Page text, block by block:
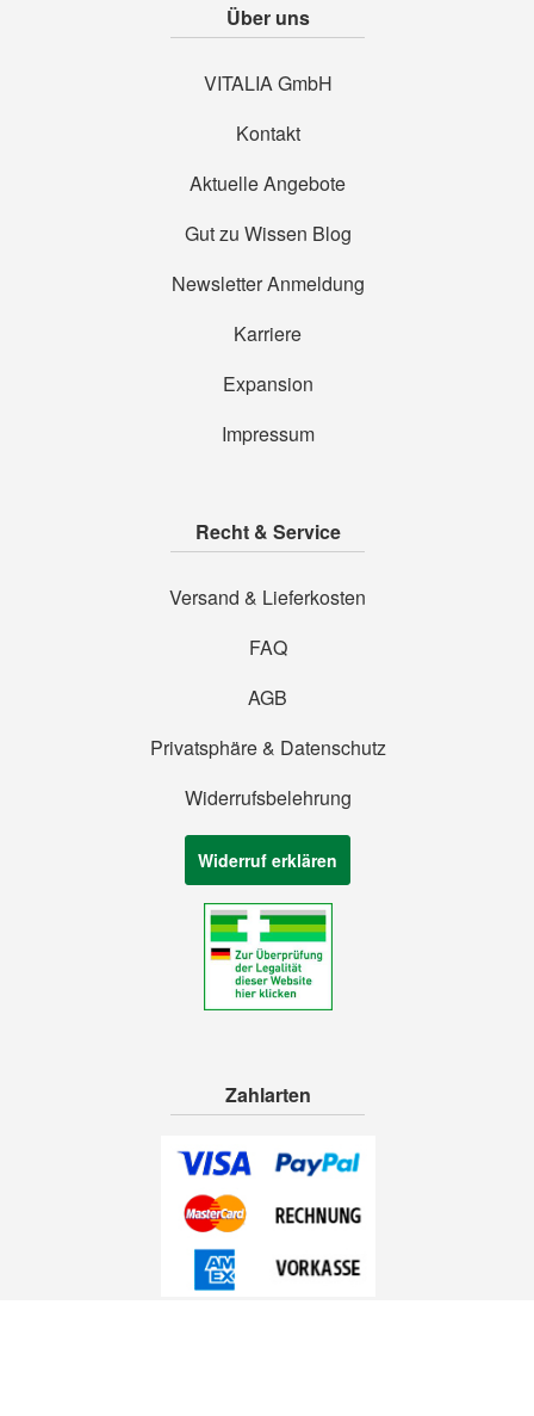
Über uns
VITALIA GmbH
Kontakt
Aktuelle Angebote
Gut zu Wissen Blog
Newsletter Anmeldung
Karriere
Expansion
Impressum
Recht & Service
Versand & Lieferkosten
FAQ
AGB
Privatsphäre & Datenschutz
Widerrufsbelehrung
Widerruf erklären
Zahlarten